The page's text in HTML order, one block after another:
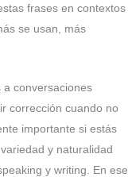
frases en contextos
se usan, más
conversaciones
corrección cuando no
importante si estás
y naturalidad
y writing. En ese